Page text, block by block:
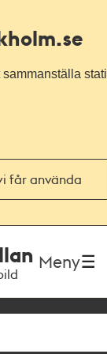
får använda
Meny